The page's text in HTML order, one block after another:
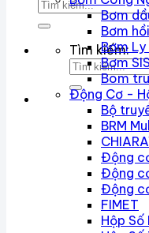
Tìm kiếm:
Bơm
Bơm
Bơm Ly
Bơm
Bom
Động Cơ -
Bộ
BRM
Động
Động
Động
FIMET
Hộp Số